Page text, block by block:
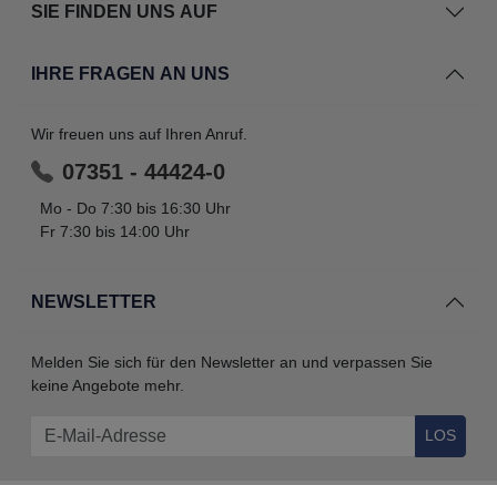
NEWSLETTER
Melden Sie sich für den Newsletter an und verpassen Sie
keine Angebote mehr.
LOS
SIE FINDEN UNS AUF
IHRE FRAGEN AN UNS
Wir freuen uns auf Ihren Anruf.
07351 - 44424-0
Mo - Do 7:30 bis 16:30 Uhr
Fr 7:30 bis 14:00 Uhr